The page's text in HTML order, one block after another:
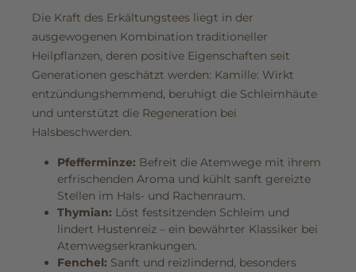
Die Kraft des Erkältungstees liegt in der
ausgewogenen Kombination traditioneller
Heilpflanzen, deren positive Eigenschaften seit
Generationen geschätzt werden: Kamille: Wirkt
entzündungshemmend, beruhigt die Schleimhäute
und unterstützt die Regeneration bei
Halsbeschwerden.
Pfefferminze: Befreit die Atemwege mit ihrem
erfrischenden Aroma und kühlt sanft gereizte
Stellen im Hals- und Rachenraum.
Thymian: Löst festsitzenden Schleim und
lindert Hustenreiz – ein bewährter Klassiker bei
Atemwegserkrankungen.
Fenchel: Sanft und reizlindernd, besonders